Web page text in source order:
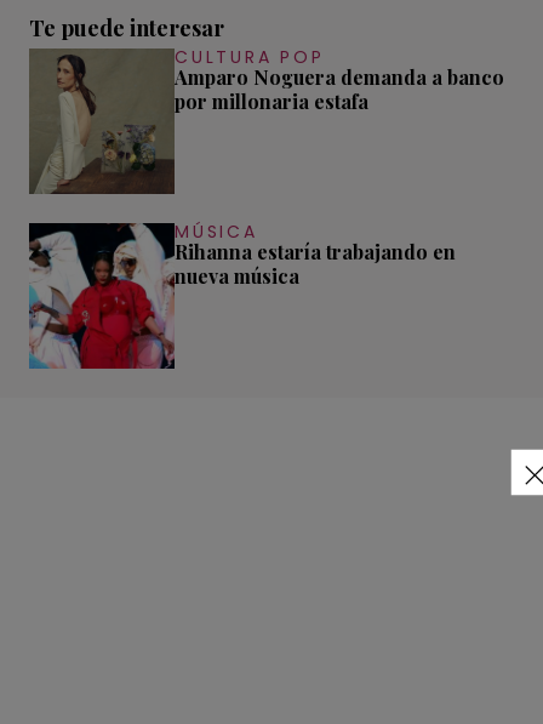
Te puede interesar
CULTURA POP
Amparo Noguera demanda a banco
por millonaria estafa
MÚSICA
Rihanna estaría trabajando en
nueva música